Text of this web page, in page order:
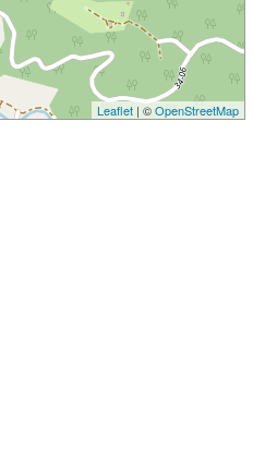
Leaflet| ©OpenStreetMap